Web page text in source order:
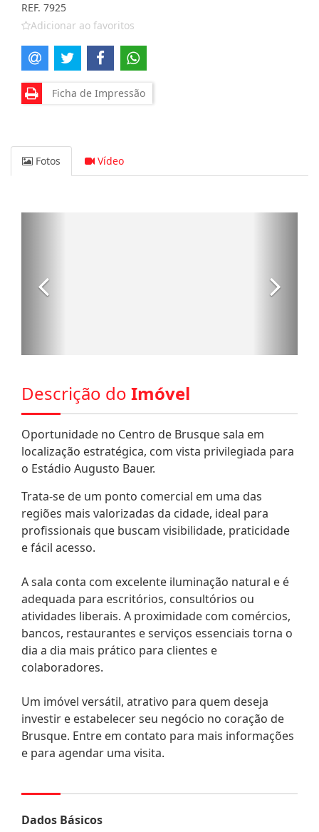
REF. 7925
Adicionar ao favoritos
Ficha de Impressão
Fotos Vídeo
Descrição do Imóvel
Oportunidade no Centro de Brusque sala em
localização estratégica, com vista privilegiada para
o Estádio Augusto Bauer.
Trata-se de um ponto comercial em uma das
regiões mais valorizadas da cidade, ideal para
profissionais que buscam visibilidade, praticidade
e fácil acesso.
A sala conta com excelente iluminação natural e é
adequada para escritórios, consultórios ou
atividades liberais. A proximidade com comércios,
bancos, restaurantes e serviços essenciais torna o
dia a dia mais prático para clientes e
colaboradores.
Um imóvel versátil, atrativo para quem deseja
investir e estabelecer seu negócio no coração de
Brusque. Entre em contato para mais informações
e para agendar uma visita.
Dados Básicos